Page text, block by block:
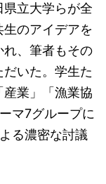
立大学らが全
のアイデアを
、筆者もその
いた。学生た
業」「漁業協
マ7グループに
る濃密な討議